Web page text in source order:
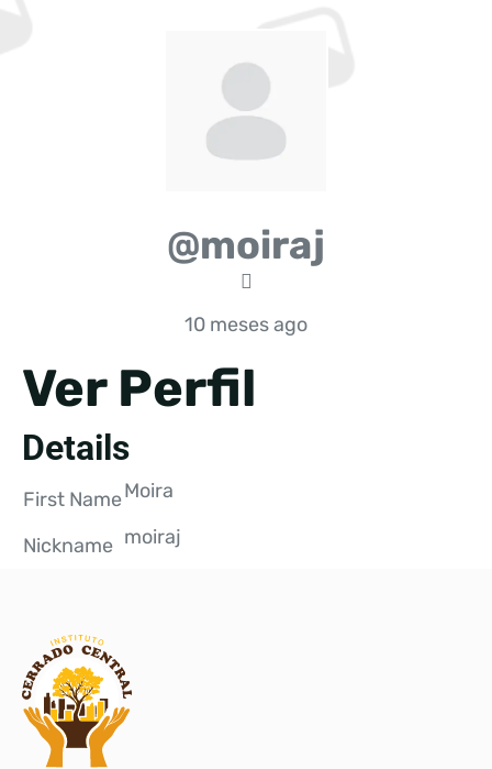
@moiraj
10 meses ago
Ver Perfil
Details
First NameMoira
Nickname moiraj